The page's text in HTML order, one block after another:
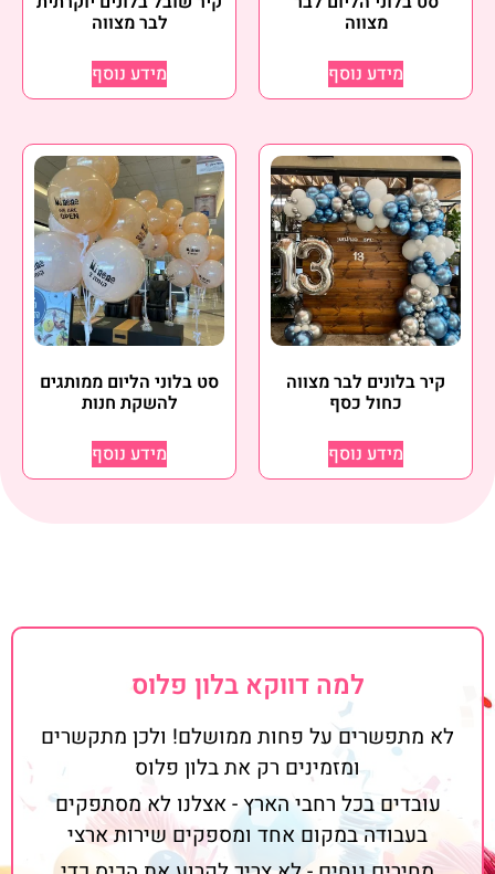
מצווה
מידע נוסף
לבר מצווה
מידע נוסף
קיר בלונים לבר מצווה
כחול כסף
מידע נוסף
סט בלוני הליום ממותגים
להשקת חנות
מידע נוסף
למה דווקא בלון פלוס
לא מתפשרים על פחות ממושלם! ולכן מתקשרים
ומזמינים רק את בלון פלוס
עובדים בכל רחבי הארץ - אצלנו לא מסתפקים
בעבודה במקום אחד ומספקים שירות ארצי